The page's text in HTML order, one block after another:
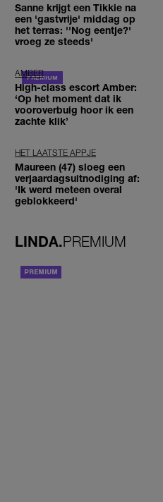
Sanne krijgt een Tikkie na
een 'gastvrije' middag op
het terras: ''Nog eentje?'
vroeg ze steeds'
AMBER
High-class escort Amber:
‘Op het moment dat ik
vooroverbuig hoor ik een
zachte klik’
HET LAATSTE APPJE
Maureen (47) sloeg een
verjaardagsuitnodiging af:
'Ik werd meteen overal
geblokkeerd'
LINDA.PREMIUM